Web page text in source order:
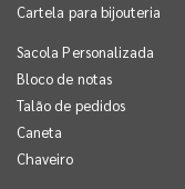
Cartela para bijouteria
Sacola Personalizada
Bloco de notas
Talão de pedidos
Caneta
Chaveiro